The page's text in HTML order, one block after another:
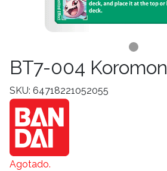
BT7-004 Koromon
SKU: 64718221052055
Agotado.